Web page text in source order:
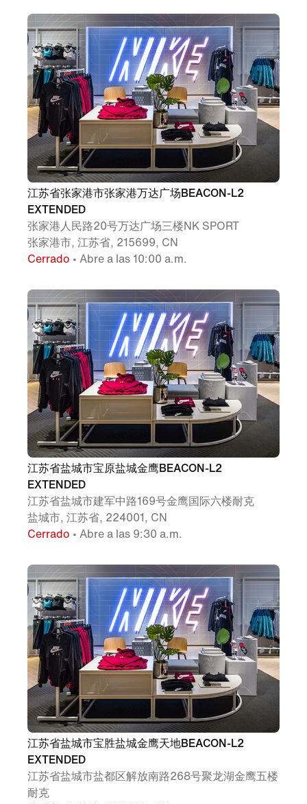
江苏省张家港市张家港万达广场BEACON-L2
EXTENDED
张家港人民路20号万达广场三楼NK SPORT
张家港市, 江苏省, 215699, CN
Cerrado • Abre a las 10:00 a.m.
江苏省盐城市宝原盐城金鹰BEACON-L2
EXTENDED
江苏省盐城市建军中路169号金鹰国际六楼耐克
盐城市, 江苏省, 224001, CN
Cerrado • Abre a las 9:30 a.m.
江苏省盐城市宝胜盐城金鹰天地BEACON-L2
EXTENDED
江苏省盐城市盐都区解放南路268号聚龙湖金鹰五楼
耐克